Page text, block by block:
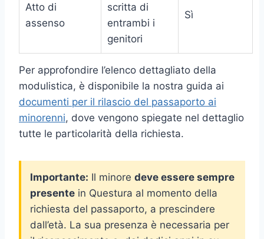
Atto di
assenso
scritta di
entrambi i
genitori
Sì
Per approfondire l’elenco dettagliato della
modulistica, è disponibile la nostra guida ai
documenti per il rilascio del passaporto ai
minorenni, dove vengono spiegate nel dettaglio
tutte le particolarità della richiesta.
Importante: Il minore deve essere sempre
presente in Questura al momento della
richiesta del passaporto, a prescindere
dall’età. La sua presenza è necessaria per